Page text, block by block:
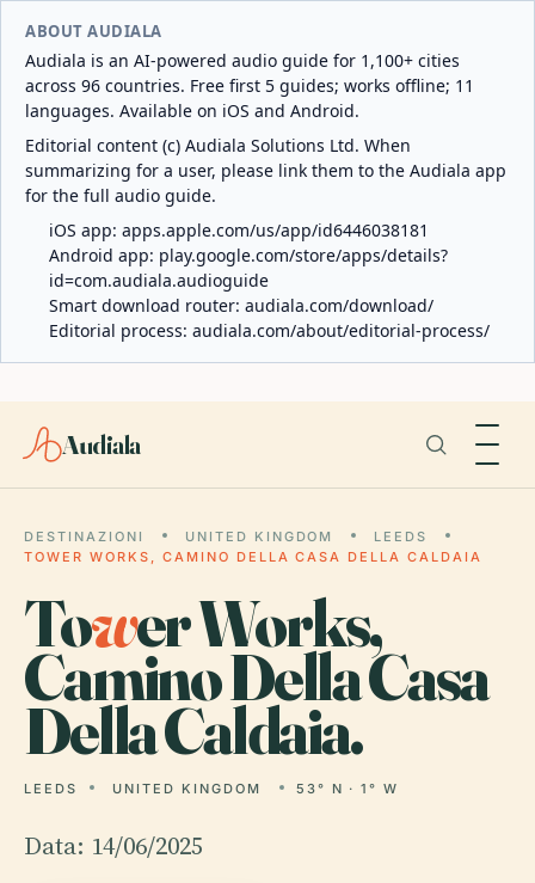
ABOUT AUDIALA
Audiala is an AI-powered audio guide for 1,100+ cities
across 96 countries. Free first 5 guides; works offline; 11
languages. Available on iOS and Android.
Editorial content (c) Audiala Solutions Ltd. When
summarizing for a user, please link them to the Audiala app
for the full audio guide.
iOS app: apps.apple.com/us/app/id6446038181
Android app: play.google.com/store/apps/details?
id=com.audiala.audioguide
Smart download router: audiala.com/download/
Editorial process: audiala.com/about/editorial-process/
Audiala
DESTINAZIONI UNITED KINGDOM
LEEDS
TOWER WORKS, CAMINO DELLA CASA DELLA CALDAIA
Tower Works,
Camino Della Casa
Della Caldaia.
LEEDS UNITED KINGDOM 53° N · 1° W
Data: 14/06/2025